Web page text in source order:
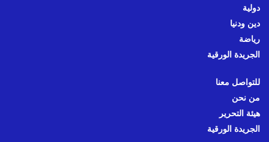
دولية
دين ودنيا
رياضة
الجريدة الورقية
للتواصل معنا
من نحن
هيئة التحرير
الجريدة الورقية